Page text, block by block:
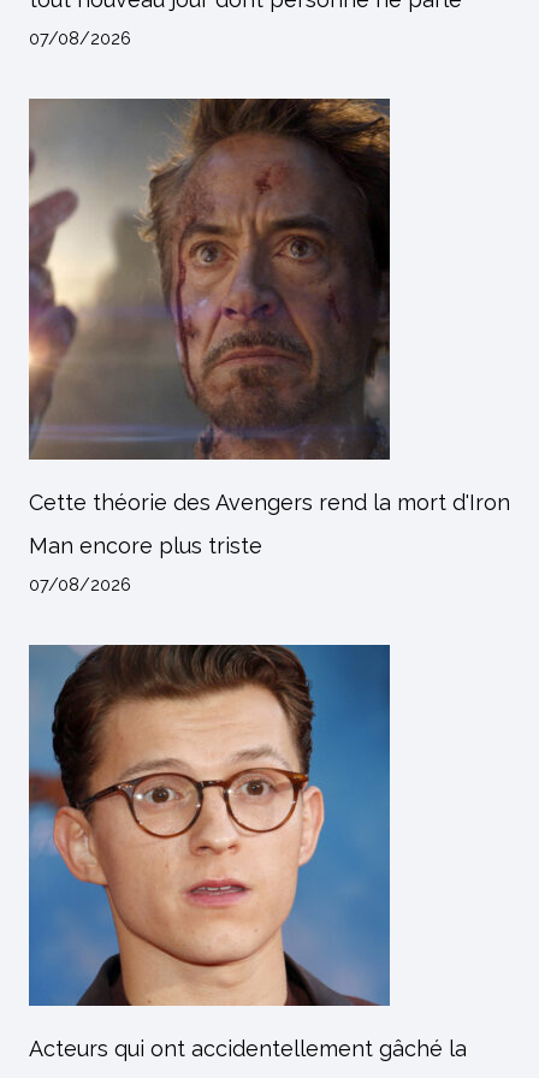
07/08/2026
Cette théorie des Avengers rend la mort d'Iron
Man encore plus triste
07/08/2026
Acteurs qui ont accidentellement gâché la